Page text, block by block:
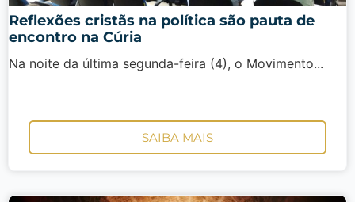
Reflexões cristãs na política são pauta de
encontro na Cúria
Na noite da última segunda-feira (4), o Movimento...
SAIBA MAIS